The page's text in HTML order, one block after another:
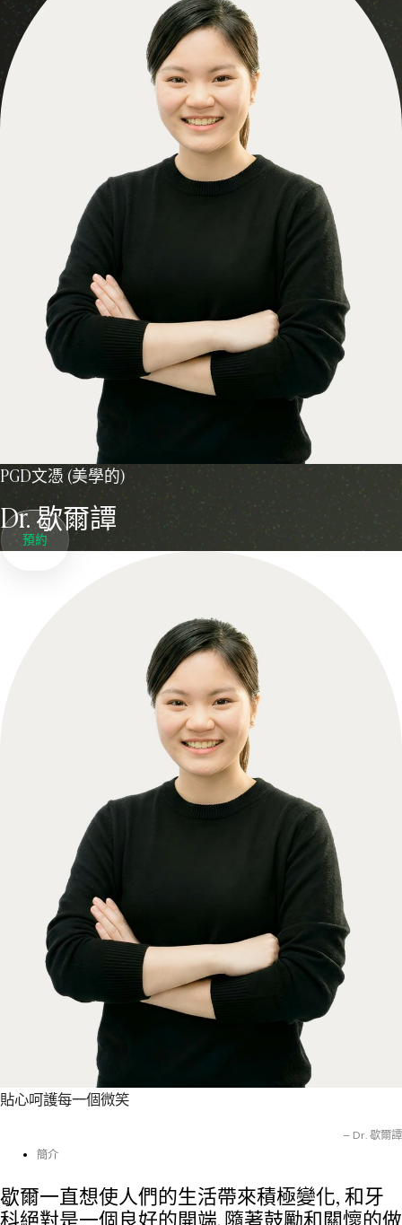
PGD​​文憑 (美學的)
Dr. 歇爾譚
預約
貼心呵護每一個微笑
– Dr. 歇爾譚
簡介
歇爾一直想使人們的生活帶來積極變化, 和牙
科絕對是一個良好的開端. 隨著鼓勵和關懷的做